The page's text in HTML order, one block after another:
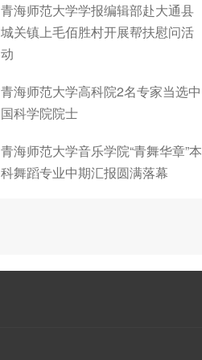
青海师范大学学报编辑部赴大通县
城关镇上毛佰胜村开展帮扶慰问活
动
青海师范大学高科院2名专家当选中
国科学院院士
青海师范大学音乐学院“青舞华章”本
科舞蹈专业中期汇报圆满落幕